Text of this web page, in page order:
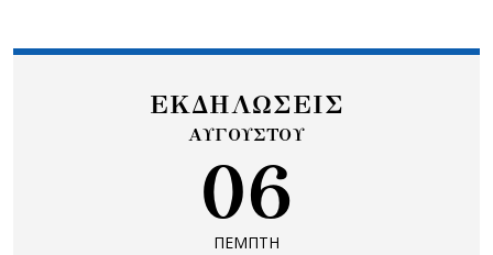
ΕΚΔΗΛΩΣΕΙΣ
ΑΥΓΟΥΣΤΟΥ
06
ΠΕΜΠΤΗ